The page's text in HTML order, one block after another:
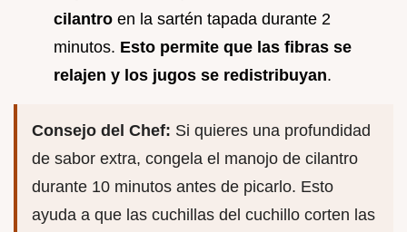
cilantro en la sartén tapada durante 2
minutos. Esto permite que las fibras se
relajen y los jugos se redistribuyan.
Consejo del Chef: Si quieres una profundidad
de sabor extra, congela el manojo de cilantro
durante 10 minutos antes de picarlo. Esto
ayuda a que las cuchillas del cuchillo corten las